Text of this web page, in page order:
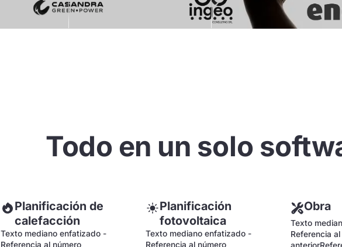
Todo en un solo
Planificación de
calefacción
Texto mediano enfatizado -
Referencia al número
Planificación
fotovoltaica
Texto mediano enfatizado -
Referencia al número
Obra
Texto
Referencia